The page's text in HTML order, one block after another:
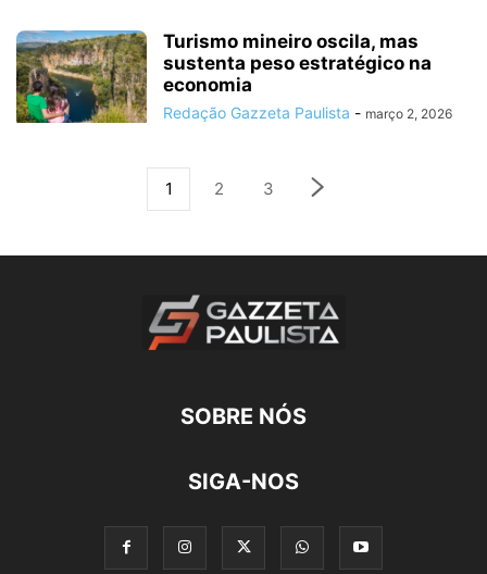
Turismo mineiro oscila, mas
sustenta peso estratégico na
economia
Redação Gazzeta Paulista - março 2, 2026
1 2 3
SOBRE NÓS
SIGA-NOS